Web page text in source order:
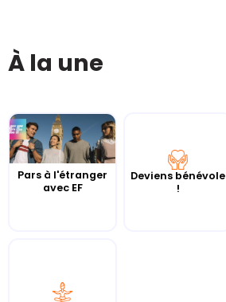
À la une
Pars à l'étranger
avec EF
Deviens bénévole
!